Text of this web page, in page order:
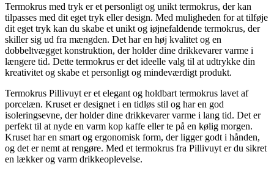
Termokrus med tryk er et personligt og unikt termokrus, der kan
tilpasses med dit eget tryk eller design. Med muligheden for at tilføje
dit eget tryk kan du skabe et unikt og iøjnefaldende termokrus, der
skiller sig ud fra mængden. Det har en høj kvalitet og en
dobbeltvægget konstruktion, der holder dine drikkevarer varme i
længere tid. Dette termokrus er det ideelle valg til at udtrykke din
kreativitet og skabe et personligt og mindeværdigt produkt.
Termokrus Pillivuyt er et elegant og holdbart termokrus lavet af
porcelæn. Kruset er designet i en tidløs stil og har en god
isoleringsevne, der holder dine drikkevarer varme i lang tid. Det er
perfekt til at nyde en varm kop kaffe eller te på en kølig morgen.
Kruset har en smart og ergonomisk form, der ligger godt i hånden,
og det er nemt at rengøre. Med et termokrus fra Pillivuyt er du sikret
en lækker og varm drikkeoplevelse.